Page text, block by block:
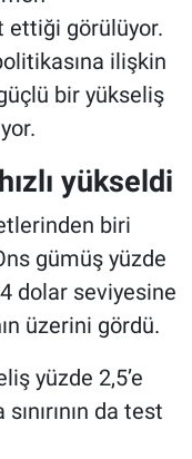
ettiği görülüyor.
ilişkin
bir yükseliş
yükseldi
biri
gümüş yüzde
dolar seviyesine
üzerini gördü.
yüzde 2,5’e
da test